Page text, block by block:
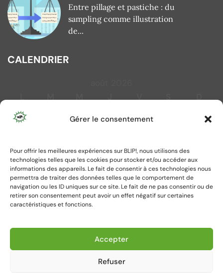
Gérer le consentement
Pour offrir les meilleures expériences sur BLIP!, nous utilisons des
technologies telles que les cookies pour stocker et/ou accéder aux
informations des appareils. Le fait de consentir à ces technologies nous
permettra de traiter des données telles que le comportement de
navigation ou les ID uniques sur ce site. Le fait de ne pas consentir ou de
retirer son consentement peut avoir un effet négatif sur certaines
caractéristiques et fonctions.
Accepter
Refuser
Entre pillage et pastiche : du
sampling comme illustration
de...
CALENDRIER
6
17
18 19 20 21 22
23
24
25 26 27 28 29
30
31
« Juil